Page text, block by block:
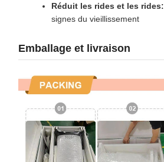
Réduit les rides et les rides:
signes du vieillissement
Emballage et livraison